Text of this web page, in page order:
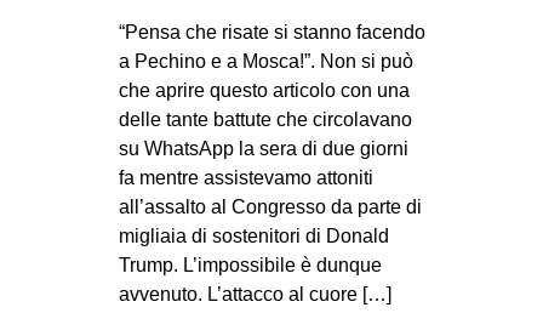
“Pensa che risate si stanno facendo
a Pechino e a Mosca!”. Non si può
che aprire questo articolo con una
delle tante battute che circolavano
su WhatsApp la sera di due giorni
fa mentre assistevamo attoniti
all’assalto al Congresso da parte di
migliaia di sostenitori di Donald
Trump. L’impossibile è dunque
avvenuto. L’attacco al cuore […]